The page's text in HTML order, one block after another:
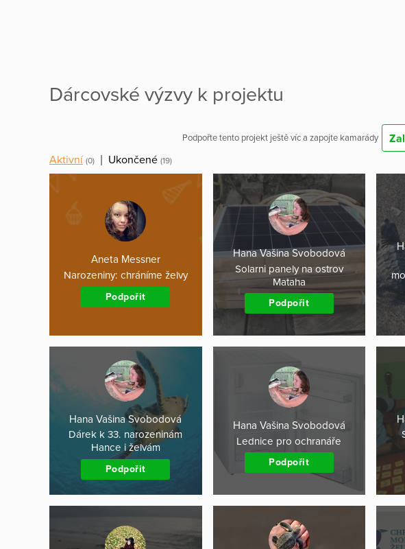
Dárcovské výzvy k projektu
Podpořte tento projekt ještě víc a zapojte kamarády
Aktivní (0) Ukončené (19)
Aneta Messner
Narozeniny: chráníme želvy
Podpořit
Hana Vašina Svobodová
Solarni panely na ostrov
Mataha
Podpořit
Hana Vašina Svobodová
Dárek k 33. narozeninám
Hance i želvám
Podpořit
Hana Vašina Svobodová
Lednice pro ochranáře
Podpořit